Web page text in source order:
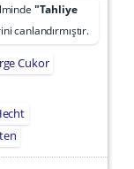
"Tahliye
canlandırmıştır.
Cukor